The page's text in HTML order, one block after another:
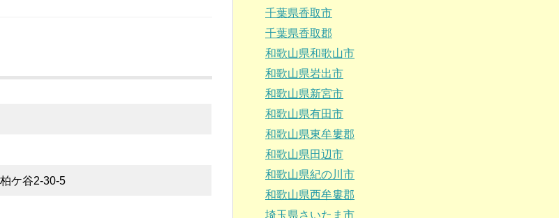
ケ谷2-30-5
千葉県香取市
千葉県香取郡
和歌山県和歌山市
和歌山県岩出市
和歌山県新宮市
和歌山県有田市
和歌山県東牟婁郡
和歌山県田辺市
和歌山県紀の川市
和歌山県西牟婁郡
埼玉県さいたま市